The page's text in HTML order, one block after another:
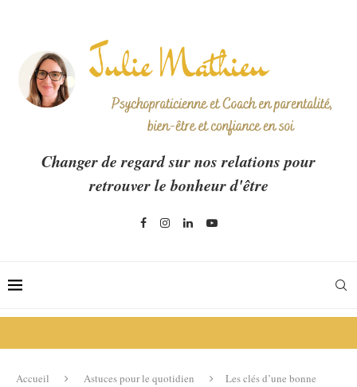
Changer de regard sur nos relations pour
retrouver le bonheur d'être
Accueil Astuces pour le quotidien
Les clés d’une bonne